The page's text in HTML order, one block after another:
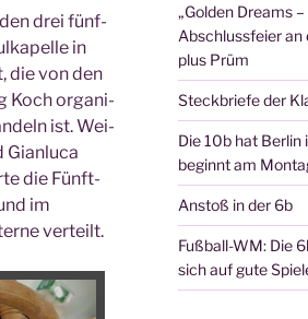
den drei fünf­
in
die von den
Koch orga­ni­
ist. Wei­
Gian­lu­ca
die Fünft­
im
verteilt.
„Golden Dreams
Abschlussfeier an
plus Prüm
Steckbriefe der
Die 10b hat Berlin
beginnt am
Anstoß in der 6b
Fußball-WM: Die
sich auf gute